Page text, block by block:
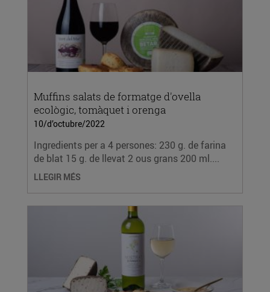
Muffins salats de formatge d'ovella
ecològic, tomàquet i orenga
10/d’octubre/2022
Ingredients per a 4 persones: 230 g. de farina
de blat 15 g. de llevat 2 ous grans 200 ml....
LLEGIR MÉS